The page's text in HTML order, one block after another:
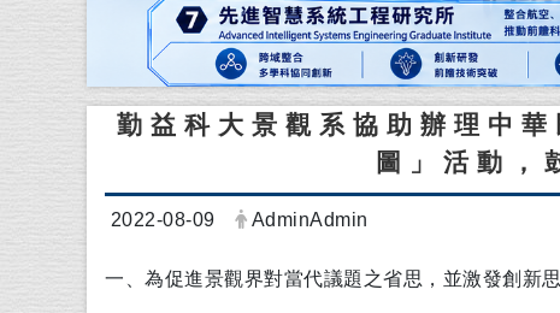
勤益科大景觀系協助辦理中
圖」活動，
日期：
2022-08-09 發布者：
AdminAdmin
一、為促進景觀界對當代議題之省思，並激發創新